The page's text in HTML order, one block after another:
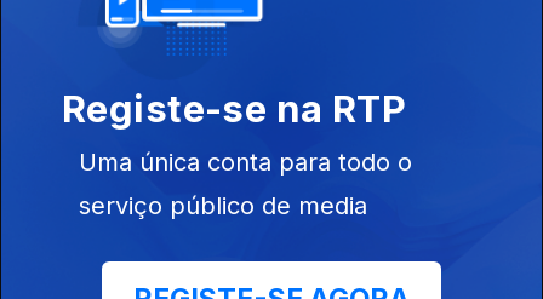
INIAV - Part2
22 nov. 2024
A investigação no setor agrícola e florestal -
15 nov. 2024
Registe-se na RTP
Uma única conta para todo o
serviço público de media